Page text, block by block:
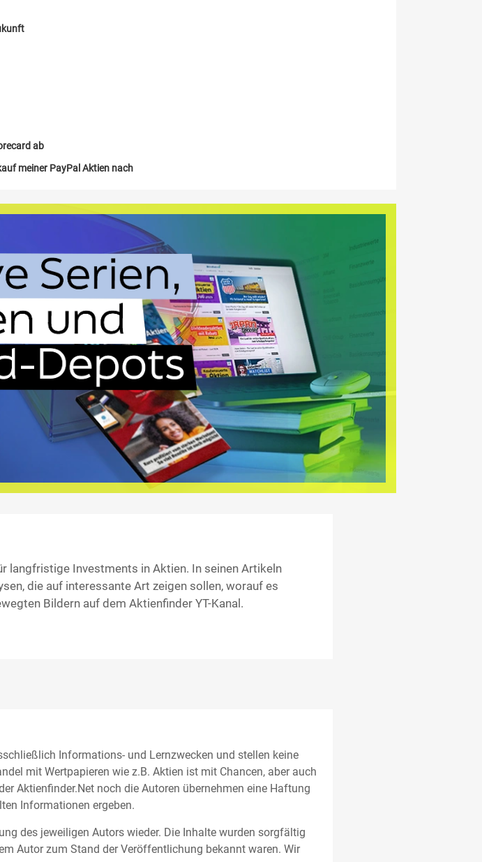
ab
meiner PayPal Aktien nach
langfristige Investments in Aktien. In seinen Artikeln
die auf interessante Art zeigen sollen, worauf es
Bildern auf dem Aktienfinder YT-Kanal.
Informations- und Lernzwecken und stellen keine
mit Wertpapieren wie z.B. Aktien ist mit Chancen, aber auch
Aktienfinder.Net noch die Autoren übernehmen eine Haftung
Informationen ergeben.
des jeweiligen Autors wieder. Die Inhalte wurden sorgfältig
Autor zum Stand der Veröffentlichung bekannt waren. Wir